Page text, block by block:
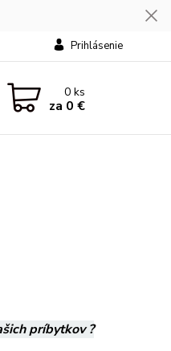
Prihlásenie
0ks
za 0 €
príbytkov ?